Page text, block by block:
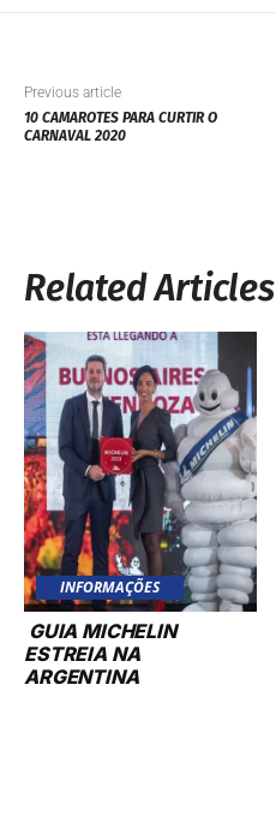
Previous article
10 CAMAROTES PARA CURTIR O
CARNAVAL 2020
Related Articles
INFORMAÇÕES
GUIA MICHELIN
ESTREIA NA
ARGENTINA